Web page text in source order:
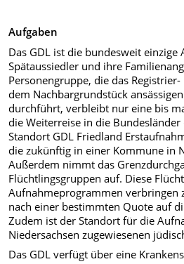
Aufgaben
Das GDL ist die bundesweit
Spätaussiedler und ihre
Personengruppe, die das
dem Nachbargrundstück
durchführt, verbleibt nur eine bis
die Weiterreise in die
Standort GDL Friedland
die zukünftig in einer Kommune in
Außerdem nimmt das
Flüchtlingsgruppen auf. Diese
Aufnahmeprogrammen verbringen
nach einer bestimmten Quote auf
Zudem ist der Standort für die
Niedersachsen zugewiesenen
Das GDL verfügt über eine